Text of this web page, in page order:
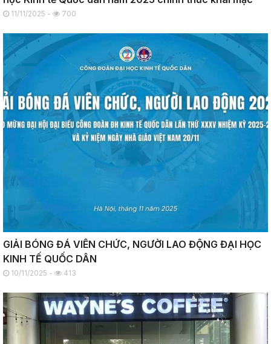
11/11/2025 - 700
GIẢI BÓNG ĐÁ VIÊN CHỨC, NGƯỜI LAO ĐỘNG ĐẠI HỌC
KINH TẾ QUỐC DÂN
10/11/2025 - 413